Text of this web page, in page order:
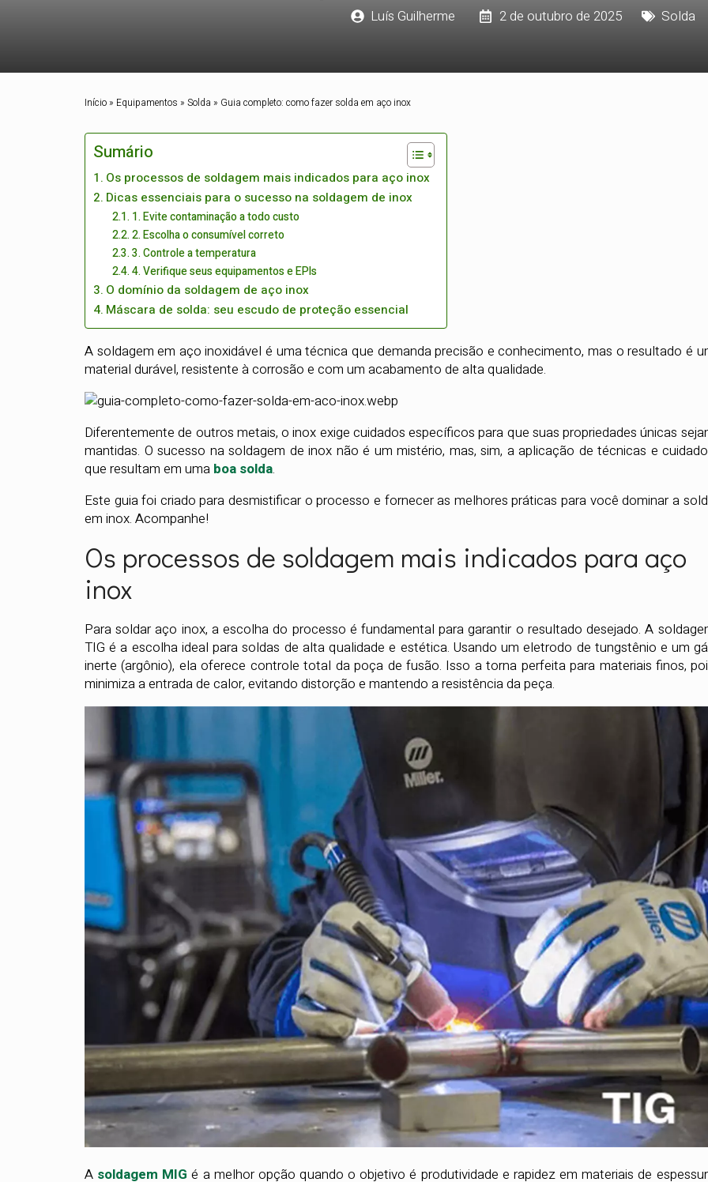
Luís Guilherme 2 de outubro de 2025 Solda
Início» Equipamentos » Solda » Guia completo: como fazer solda em aço inox
Sumário
Os processos de soldagem mais indicados para aço inox
Dicas essenciais para o sucesso na soldagem de inox
1. Evite contaminação a todo custo
2. Escolha o consumível correto
3. Controle a temperatura
4. Verifique seus equipamentos e EPIs
O domínio da soldagem de aço inox
Máscara de solda: seu escudo de proteção essencial
A soldagem em aço inoxidável é uma técnica que demanda precisão e conhecimento, mas o resultado é
material durável, resistente à corrosão e com um acabamento de alta qualidade.
Diferentemente de outros metais, o inox exige cuidados específicos para que suas propriedades únicas
mantidas. O sucesso na soldagem de inox não é um mistério, mas, sim, a aplicação de técnicas e
que resultam em uma boa solda.
Este guia foi criado para desmistificar o processo e fornecer as melhores práticas para você dominar a
em inox. Acompanhe!
Os processos de soldagem mais indicados para aço
inox
Para soldar aço inox, a escolha do processo é fundamental para garantir o resultado desejado. A
TIG é a escolha ideal para soldas de alta qualidade e estética. Usando um eletrodo de tungstênio e um
inerte (argônio), ela oferece controle total da poça de fusão. Isso a torna perfeita para materiais finos,
minimiza a entrada de calor, evitando distorção e mantendo a resistência da peça.
A soldagem MIG é a melhor opção quando o objetivo é produtividade e rapidez em materiais de